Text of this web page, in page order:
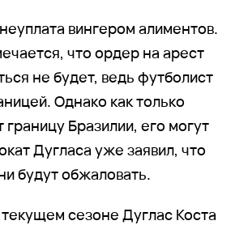
вингером алиментов.
что ордер на арест
не будет, ведь футболист
Однако как только
границу Бразилии, его могут
Дугласа уже заявил, что
будут обжаловать.
сезоне Дуглас Коста